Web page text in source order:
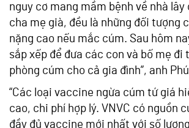
nguy cơ mang mầm bệnh về nhà lây
cha mẹ già, đều là những đối tượng
nặng cao nếu mắc cúm. Sau hôm
sắp xếp để đưa các con và bố mẹ đi
phòng cúm cho cả gia đình”, anh
“Các loại vaccine ngừa cúm tứ giá
cao, chi phí hợp lý. VNVC có nguồn
đầy đủ vaccine mới nhất với số